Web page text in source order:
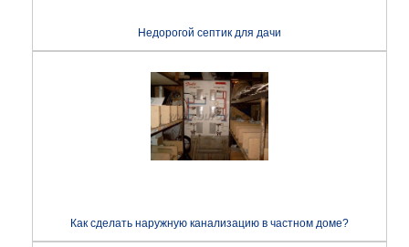
Недорогой септик для дачи
Как сделать наружную канализацию в частном доме?